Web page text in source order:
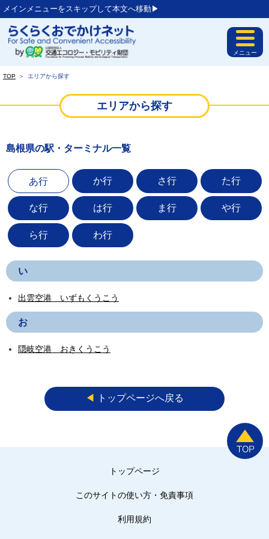
メインメニューをスキップして本文へ移動▶︎
メニュー
TOP ＞ エリアから探す
エリアから探す
島根県の駅・ターミナル一覧
あ行 か行 さ行 た行
な行 は行 ま行 や行
ら行 わ行
い
出雲空港 いずもくうこう
お
隠岐空港 おきくうこう
◀︎ トップページへ戻る
トップページ
このサイトの使い方・免責事項
利用規約